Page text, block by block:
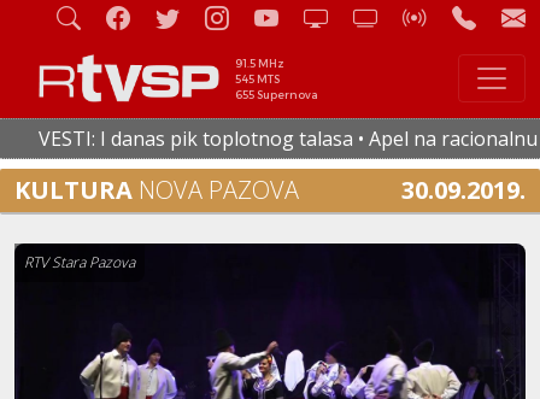
91.5 MHz
545 MTS
655 Supernova
VESTI: I danas pik toplotnog talasa • Apel na racionalnu
KULTURA NOVA PAZOVA 30.09.2019.
RTV Stara Pazova